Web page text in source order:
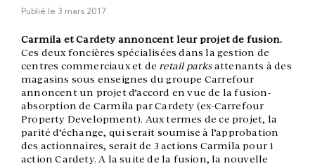
Publié le 3 mars 2017
Carmila et Cardety annoncent leur projet de fusion.
Ces deux foncières spécialisées dans la gestion de
centres commerciaux et de retail parksattenants à des
magasins sous enseignes du groupe Carrefour
annoncent un projet d’accord en vue de la fusion-
absorption de Carmila par Cardety (ex-Carrefour
Property Development). Aux termes de ce projet, la
parité d’échange, qui serait soumise à l’approbation
des actionnaires, serait de 3 actions Carmila pour 1
action Cardety. A la suite de la fusion, la nouvelle